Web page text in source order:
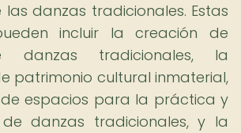
danzas tradicionales. Estas
incluir la creación de
danzas tradicionales, la
patrimonio cultural inmaterial,
espacios para la práctica y
danzas tradicionales, y la